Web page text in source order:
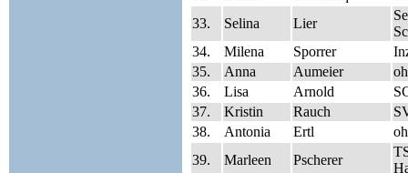
33.
Selina Lier
34.
Milena Sporrer
35.
Anna Aumeier
36.
Lisa Arnold
37.
Kristin Rauch
38.
Antonia Ertl
39.
Marleen Pscherer